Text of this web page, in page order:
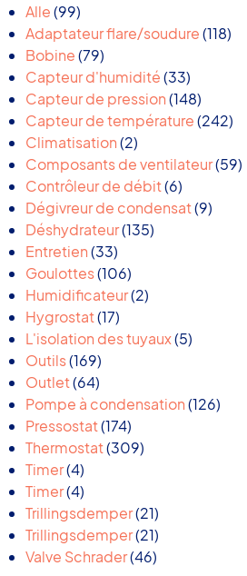
Alle 9999
produits
Adaptateur flare/soudure 118118
Bobine 7979
produits
Capteur d'humidité 3333
produits
Capteur de pression 148148
produits
Capteur de température 242242
Climatisation 22
produits
Composants de ventilateur 5959
Contrôleur de débit 66
produits
Dégivreur de condensat 99
Déshydrateur 135135
Entretien 3333
produits
Goulottes 106106
produits
Humidificateur 22
Hygrostat 1717
produits
L'isolation des tuyaux 55
Outils 169169
produits
Outlet 6464
produits
Pompe à condensation 126126
Pressostat 174174
produits
Thermostat 309309
Timer 44
produits
Timer 44
produits
Trillingsdemper 2121
produits
Trillingsdemper 2121
produits
Valve Schrader 4646